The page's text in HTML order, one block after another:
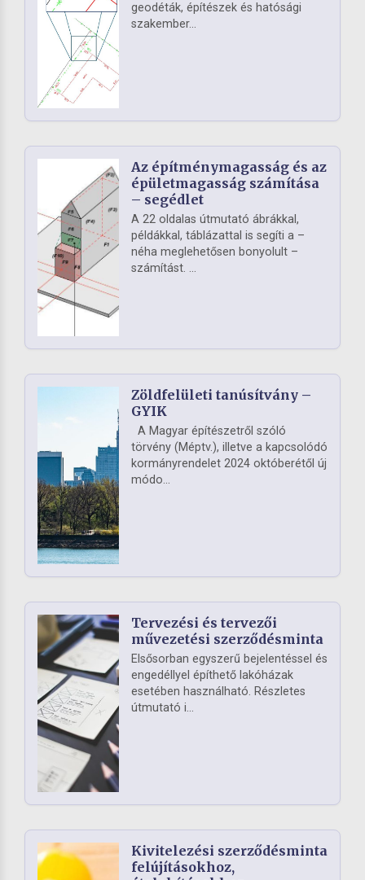
geodéták, építészek és hatósági
szakember...
Az építménymagasság és az
épületmagasság számítása
– segédlet
A 22 oldalas útmutató ábrákkal,
példákkal, táblázattal is segíti a –
néha meglehetősen bonyolult –
számítást. ...
Zöldfelületi tanúsítvány –
GYIK
A Magyar építészetről szóló
törvény (Méptv.), illetve a kapcsolódó
kormányrendelet 2024 októberétől új
módo...
Tervezési és tervezői
művezetési szerződésminta
Elsősorban egyszerű bejelentéssel és
engedéllyel építhető lakóházak
esetében használható. Részletes
útmutató i...
Kivitelezési szerződésminta
felújításokhoz,